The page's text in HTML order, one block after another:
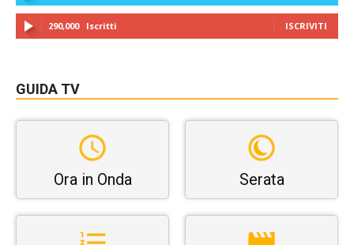
290,000 Iscritti ISCRIVITI
GUIDA TV
Ora in Onda Serata